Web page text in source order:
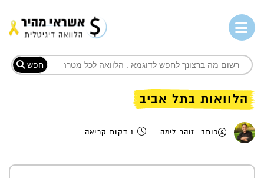
חפש
הלוואות בתל אביב
כותב: זוהר לימה